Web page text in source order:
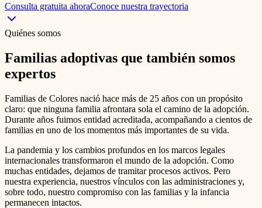
Consulta gratuita ahoraConoce nuestra trayectoria
Quiénes somos
Familias adoptivas que también somos
expertos
Familias de Colores nació hace más de 25 años con un propósito
claro: que ninguna familia afrontara sola el camino de la adopción.
Durante años fuimos entidad acreditada, acompañando a cientos de
familias en uno de los momentos más importantes de su vida.
La pandemia y los cambios profundos en los marcos legales
internacionales transformaron el mundo de la adopción. Como
muchas entidades, dejamos de tramitar procesos activos. Pero
nuestra experiencia, nuestros vínculos con las administraciones y,
sobre todo, nuestro compromiso con las familias y la infancia
permanecen intactos.